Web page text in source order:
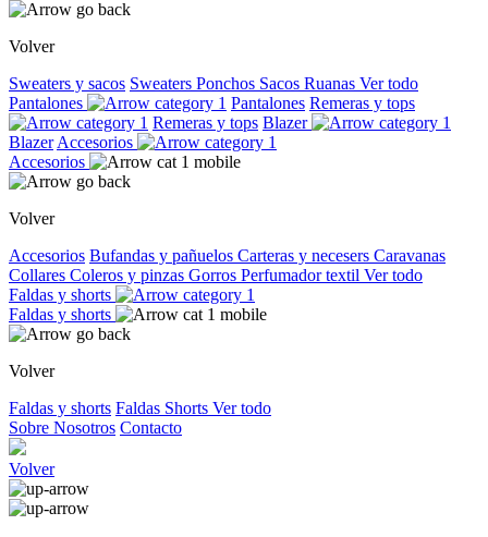
Volver
Sweaters y sacos Sweaters Ponchos Sacos Ruanas Ver todo
Pantalones
Pantalones Remeras y tops
Remeras y tops Blazer
Blazer Accesorios
Accesorios
Volver
Accesorios Bufandas y pañuelos Carteras y necesers Caravanas
Collares Coleros y pinzas Gorros Perfumador textil Ver todo
Faldas y shorts
Faldas y shorts
Volver
Faldas y shorts Faldas Shorts Ver todo
Sobre Nosotros Contacto
Volver